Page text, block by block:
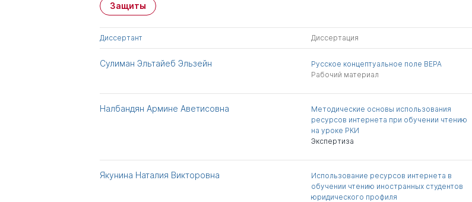
Защиты
Диссертант Диссертация
Сулиман Эльтайеб Эльзейн
Русское концептуальное поле ВЕРА
Рабочий материал
Налбандян Армине Аветисовна
Методические основы использования
ресурсов интернета при обучении чтению
на уроке РКИ
Экспертиза
Якунина Наталия Викторовна
Использование ресурсов интернета в
обучении чтению иностранных студентов
юридического профиля